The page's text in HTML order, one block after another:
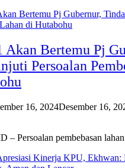
Akan Bertemu Pj
Persoalan
16, 2024Desember 16,
– Persoalan pembebasan